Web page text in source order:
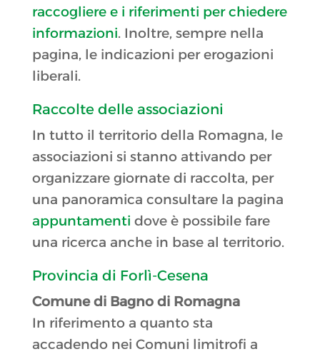
raccogliere e i riferimenti per chiedere
informazioni. Inoltre, sempre nella
pagina, le indicazioni per erogazioni
liberali.
Raccolte delle associazioni
In tutto il territorio della Romagna, le
associazioni si stanno attivando per
organizzare giornate di raccolta, per
una panoramica consultare la pagina
appuntamenti dove è possibile fare
una ricerca anche in base al territorio.
Provincia di Forlì-Cesena
Comune di Bagno di Romagna
In riferimento a quanto sta
accadendo nei Comuni limitrofi a